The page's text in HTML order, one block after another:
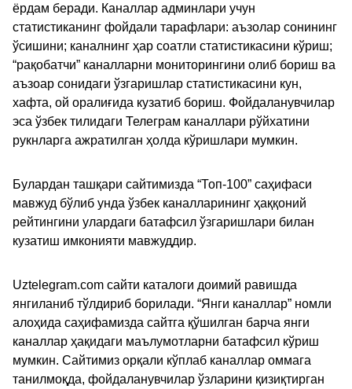
ёрдам беради. Каналлар админлари учун
статистиканинг фойдали тарафлари: аъзолар сонининг
ўсишини; каналнинг ҳар соатли статистикасини кўриш;
“рақобатчи” каналларни мониторингини олиб бориш ва
аъзоар сонидаги ўзгаришлар статистикасини кун,
хафта, ой оралиғида кузатиб бориш. Фойдаланувчилар
эса ўзбек тилидаги Телеграм каналлари рўйхатини
рукнларга ажратилган ҳолда кўришлари мумкин.
Булардан ташқари сайтимизда “Топ-100” саҳифаси
мавжуд бўлиб унда ўзбек каналларининг ҳаққоний
рейтингини улардаги батафсил ўзгаришлари билан
кузатиш имконияти мавжуддир.
Uztelegram.com сайти каталоги доимий равишда
янгиланиб тўлдириб борилади. “Янги каналлар” номли
алоҳида саҳифамизда сайтга қўшилган барча янги
каналлар ҳақидаги маълумотларни батафсил кўриш
мумкин. Сайтимиз орқали кўплаб каналлар оммага
танилмоқда, фойдаланувчилар ўзларини қизиқтирган